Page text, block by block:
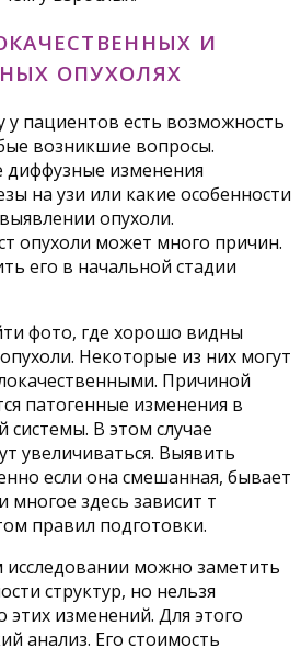
И
ОПУХОЛЯХ
у пациентов есть возможность
возникшие вопросы.
диффузные изменения
на узи или какие особенности
опухоли.
опухоли может много причин.
его в начальной стадии
фото, где хорошо видны
Некоторые из них могут
Причиной
патогенные изменения в
системы. В этом случае
увеличиваться. Выявить
если она смешанная, бывает
многое здесь зависит т
правил подготовки.
можно заметить
структур, но нельзя
этих изменений. Для этого
анализ. Его стоимость